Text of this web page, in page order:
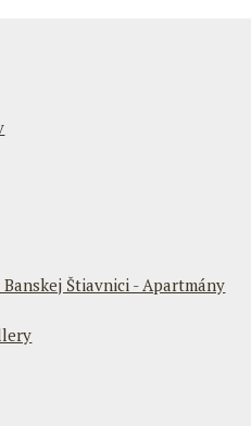
Štiavnici - Apartmány